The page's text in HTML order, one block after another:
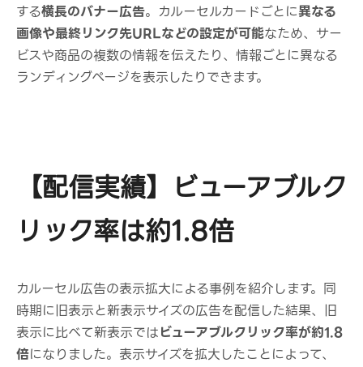
する横長のバナー広告。カルーセルカードごとに異なる
画像や最終リンク先URLなどの設定が可能なため、サー
ビスや商品の複数の情報を伝えたり、情報ごとに異なる
ランディングページを表示したりできます。
【配信実績】ビューアブルク
リック率は約1.8倍
カルーセル広告の表示拡大による事例を紹介します。同
時期に旧表示と新表示サイズの広告を配信した結果、旧
表示に比べて新表示ではビューアブルクリック率が約1.8
倍になりました。表示サイズを拡大したことによって、